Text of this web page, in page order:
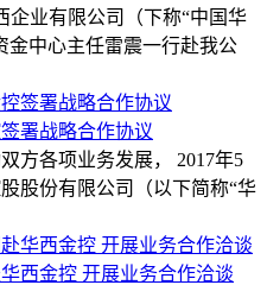
企业有限公司（下称“中国华
金中心主任雷震一行赴我公
署战略合作协议
方各项业务发展， 2017年5
股份有限公司（以下简称“华
西金控 开展业务合作洽谈